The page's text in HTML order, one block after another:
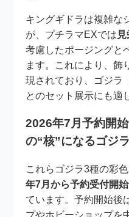
キングギドラは複雑な
が、プチラマEXでは
考慮したポージングと
ます。これにより、飾
現されており、ゴジラ
とのセット展示にも適
2026年7月予約開
の“核”になるゴジ
これらゴジラ3種の彩
年7月から予約受付開
ています。予約開始後